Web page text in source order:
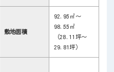
敷地面積
92.95㎡～
98.55㎡
（28.11坪～
29.81坪）